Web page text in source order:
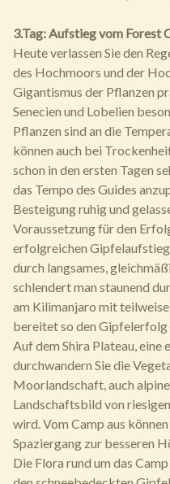
3.Tag: Aufstieg vom Forest
Heute verlassen Sie den
des Hochmoors und der
Gigantismus der Pflanzen
Senecien und Lobelien
Pflanzen sind an die
können auch bei
schon in den ersten Tagen
das Tempo des Guides
Besteigung ruhig und
Voraussetzung für den
erfolgreichen Gipfelaufstieg
durch langsames,
schlendert man staunend
am Kilimanjaro mit
bereitet so den
Auf dem Shira Plateau,
durchwandern Sie die
Moorlandschaft, auch alpine
Landschaftsbild von
wird. Vom Camp aus
Spaziergang zur besseren
Die Flora rund um das